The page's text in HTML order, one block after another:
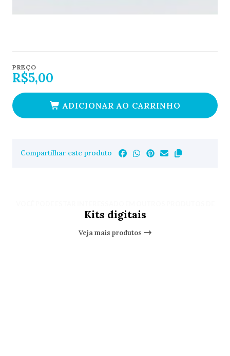
PREÇO
R$5,00
ADICIONAR AO CARRINHO
Compartilhar este produto
Kits digitais
Veja mais produtos